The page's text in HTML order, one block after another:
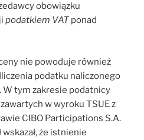
obowiązku
podatkiem VAT ponad
nie powoduje również
podatku naliczonego
W tym zakresie podatnicy
w wyroku TSUE z
CIBO Participations S.A.
że istnienie